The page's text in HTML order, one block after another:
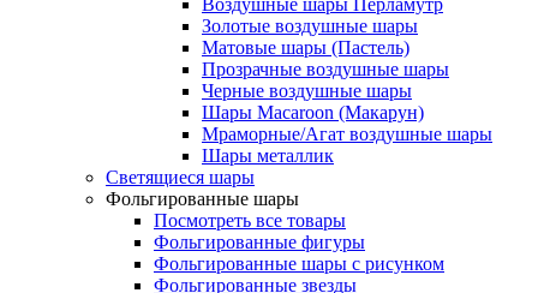
Воздушные шары Перламутр
Золотые воздушные шары
Матовые шары (Пастель)
Прозрачные воздушные шары
Черные воздушные шары
Шары Macaroon (Макарун)
Мраморные/Агат воздушные шары
Шары металлик
Светящиеся шары
Фольгированные шары
Посмотреть все товары
Фольгированные фигуры
Фольгированные шары с рисунком
Фольгированные звезды